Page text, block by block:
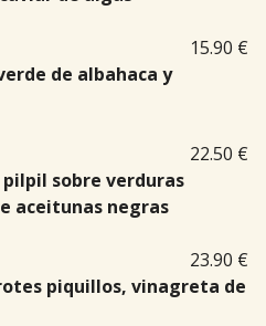
15.90 €
de albahaca y
22.50 €
pilpil sobre verduras
aceitunas negras
23.90 €
piquillos, vinagreta de